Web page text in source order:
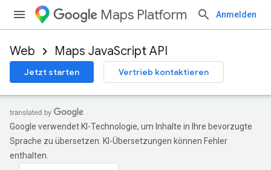
Maps Platform Anmelden
Web Maps JavaScript API
Jetzt starten Vertrieb kontaktieren
Google verwendet KI-Technologie, um Inhalte in Ihre bevorzugte
Sprache zu übersetzen. KI-Übersetzungen können Fehler
enthalten.